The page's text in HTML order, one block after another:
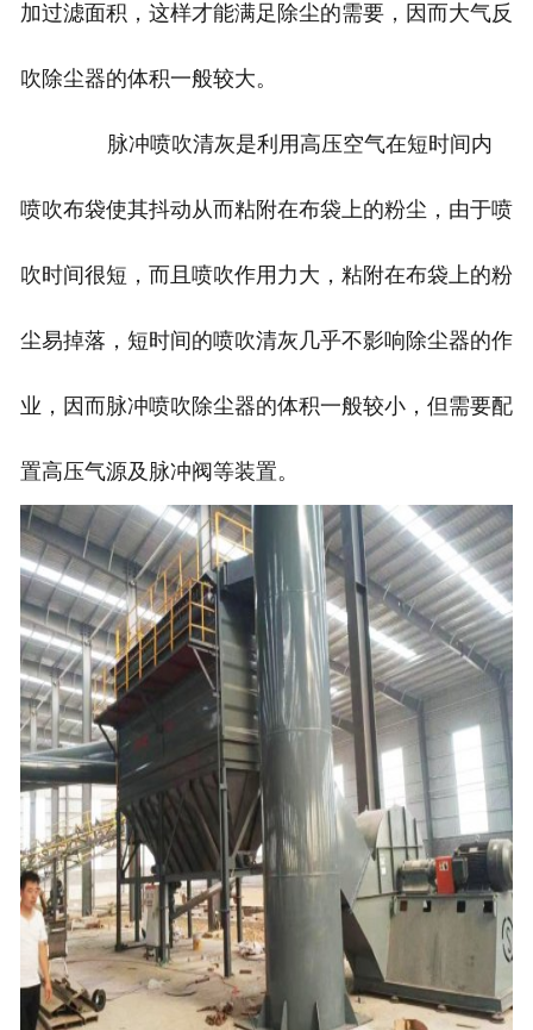
加过滤面积，这样才能满足除尘的需要，因而大气反
吹除尘器的体积一般较大。
脉冲喷吹清灰是利用高压空气在短时间内
喷吹布袋使其抖动从而粘附在布袋上的粉尘，由于喷
吹时间很短，而且喷吹作用力大，粘附在布袋上的粉
尘易掉落，短时间的喷吹清灰几乎不影响除尘器的作
业，因而脉冲喷吹除尘器的体积一般较小，但需要配
置高压气源及脉冲阀等装置。